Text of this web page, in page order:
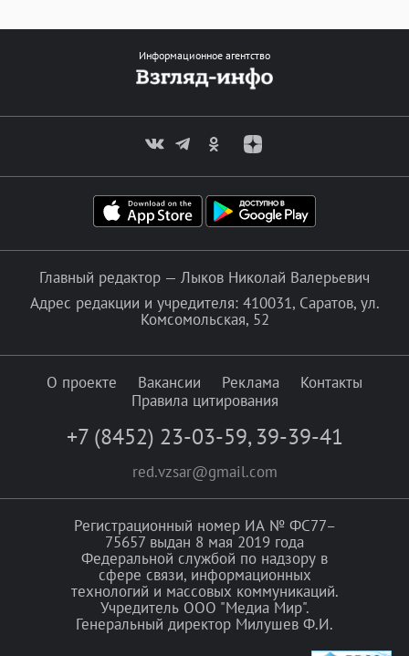
Информационное агентство
Главный редактор — Лыков Николай Валерьевич
Адрес редакции и учредителя: 410031, Саратов, ул.
Комсомольская, 52
О проекте Вакансии Реклама
Контакты
Правила цитирования
+7 (8452) 23-03-59, 39-39-41
red.vzsar@gmail.com
Регистрационный номер ИА № ФС77–
75657 выдан 8 мая 2019 года
Федеральной службой по надзору в
сфере связи, информационных
технологий и массовых коммуникаций.
Учредитель ООО "Медиа Мир".
Генеральный директор Милушев Ф.И.